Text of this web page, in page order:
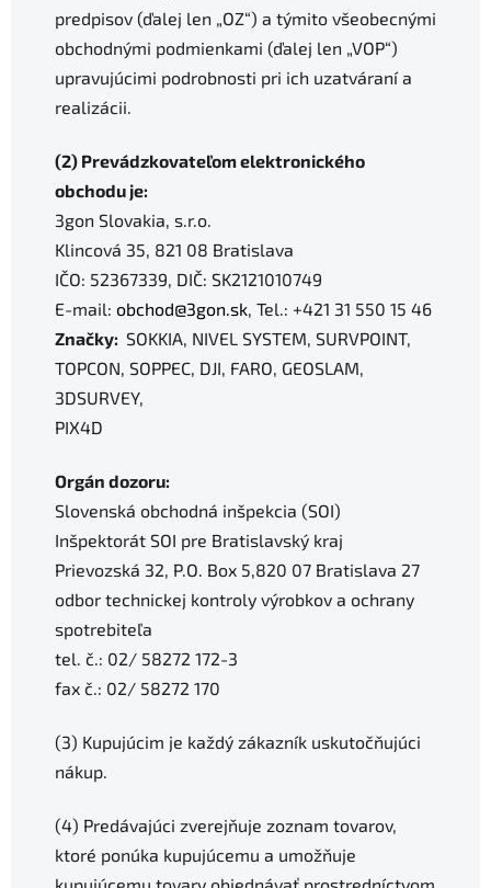
predpisov (ďalej len „OZ“) a týmito všeobecnými
obchodnými podmienkami (ďalej len „VOP“)
upravujúcimi podrobnosti pri ich uzatváraní a
realizácii.
(2) Prevádzkovateľom elektronického
obchodu je:
3gon Slovakia, s.r.o.
Klincová 35, 821 08 Bratislava
IČO: 52367339, DIČ: SK2121010749
E-mail: obchod@3gon.sk , Tel.: +421 31 550 15 46
Značky: SOKKIA, NIVEL SYSTEM, SURVPOINT,
TOPCON, SOPPEC, DJI, FARO, GEOSLAM,
3DSURVEY,
PIX4D
Orgán dozoru:
Slovenská obchodná inšpekcia (SOI)
Inšpektorát SOI pre Bratislavský kraj
Prievozská 32, P.O. Box 5,820 07 Bratislava 27
odbor technickej kontroly výrobkov a ochrany
spotrebiteľa
tel. č.: 02/ 58272 172-3
fax č.: 02/ 58272 170
(3) Kupujúcim je každý zákazník uskutočňujúci
nákup.
(4) Predávajúci zverejňuje zoznam tovarov,
ktoré ponúka kupujúcemu a umožňuje
kupujúcemu tovary objednávať prostredníctvom